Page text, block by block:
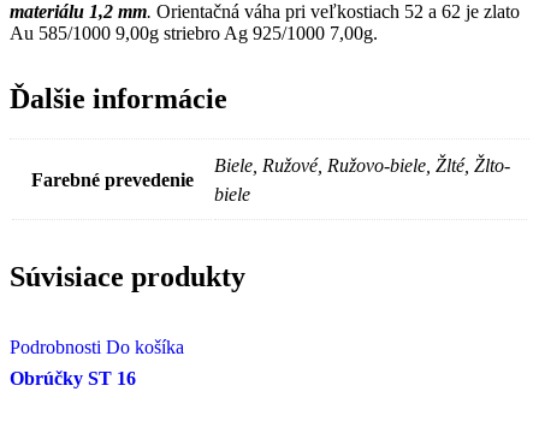
materiálu 1,2 mm. Orientačná váha pri veľkostiach 52 a 62 je zlato
Au 585/1000 9,00g striebro Ag 925/1000 7,00g.
Ďalšie informácie
Farebné prevedenie
Biele, Ružové, Ružovo-biele, Žlté, Žlto-
biele
Súvisiace produkty
Podrobnosti Do košíka
Obrúčky ST 16